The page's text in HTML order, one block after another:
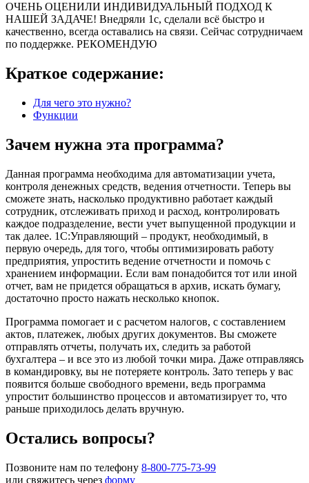
ОЧЕНЬ ОЦЕНИЛИ ИНДИВИДУАЛЬНЫЙ ПОДХОД К
НАШЕЙ ЗАДАЧЕ! Внедряли 1с, сделали всё быстро и
качественно, всегда оставались на связи. Сейчас сотрудничаем
по поддержке. РЕКОМЕНДУЮ
Краткое содержание:
Для чего это нужно?
Функции
Зачем нужна эта программа?
Данная программа необходима для автоматизации учета,
контроля денежных средств, ведения отчетности. Теперь вы
сможете знать, насколько продуктивно работает каждый
сотрудник, отслеживать приход и расход, контролировать
каждое подразделение, вести учет выпущенной продукции и
так далее. 1С:Управляющий – продукт, необходимый, в
первую очередь, для того, чтобы оптимизировать работу
предприятия, упростить ведение отчетности и помочь с
хранением информации. Если вам понадобится тот или иной
отчет, вам не придется обращаться в архив, искать бумагу,
достаточно просто нажать несколько кнопок.
Программа помогает и с расчетом налогов, с составлением
актов, платежек, любых других документов. Вы сможете
отправлять отчеты, получать их, следить за работой
бухгалтера – и все это из любой точки мира. Даже отправляясь
в командировку, вы не потеряете контроль. Зато теперь у вас
появится больше свободного времени, ведь программа
упростит большинство процессов и автоматизирует то, что
раньше приходилось делать вручную.
Остались вопросы?
Позвоните нам по телефону 8-800-775-73-99
или свяжитесь через форму